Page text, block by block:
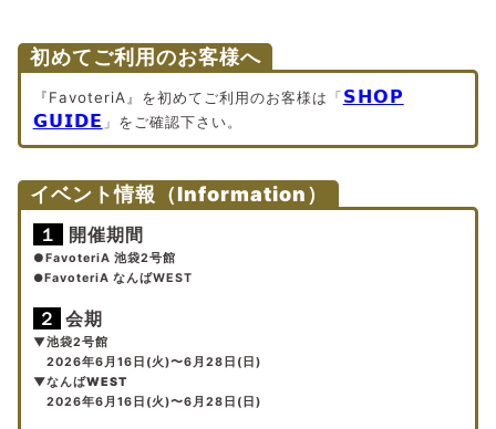
初めてご利用のお客様へ
『FavoteriA』を初めてご利用のお客様は「𝗦𝗛𝗢𝗣
𝗚𝗨𝗜𝗗𝗘 」をご確認下さい。
イベント情報（Information）
１ 開催期間
●FavoteriA 池袋2号館
●FavoteriA なんばWEST
２ 会期
▼池袋2号館
2026年6月16日(火)〜6月28日(日)
▼なんばWEST
2026年6月16日(火)〜6月28日(日)